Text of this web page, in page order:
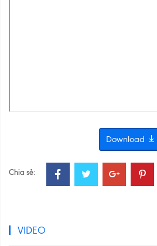
Download
Chia sẻ:
VIDEO